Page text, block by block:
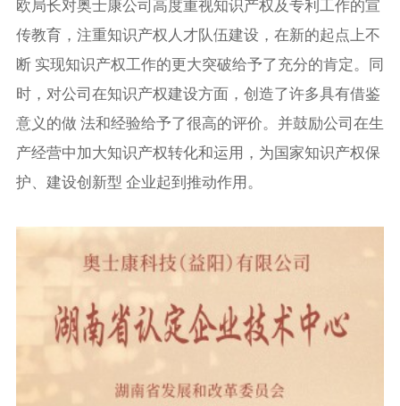
欧局长对奥士康公司高度重视知识产权及专利工作的宣
传教育，注重知识产权人才队伍建设，在新的起点上不
断 实现知识产权工作的更大突破给予了充分的肯定。同
时，对公司在知识产权建设方面，创造了许多具有借鉴
意义的做 法和经验给予了很高的评价。并鼓励公司在生
产经营中加大知识产权转化和运用，为国家知识产权保
护、建设创新型 企业起到推动作用。